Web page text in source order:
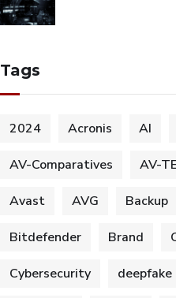
Tags
2024 Acronis AI
AV-Comparatives AV-
Avast AVG Backup
Bitdefender Brand
Cybersecurity deepfake